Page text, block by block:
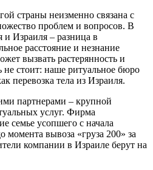
страны неизменно связана с
проблем и вопросов. В
и Израиля – разница в
расстояние и незнание
вызвать растерянность и
стоит: наше ритуальное бюро
перевозка тела из Израиля.
партнерами – крупной
услуг. Фирма
семье усопшего с начала
вывоза «груза 200» за
компании в Израиле берут на